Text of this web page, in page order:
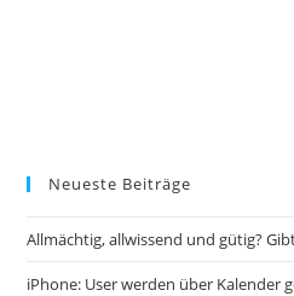
Neueste Beiträge
Allmächtig, allwissend und gütig?
iPhone: User werden über Kalender